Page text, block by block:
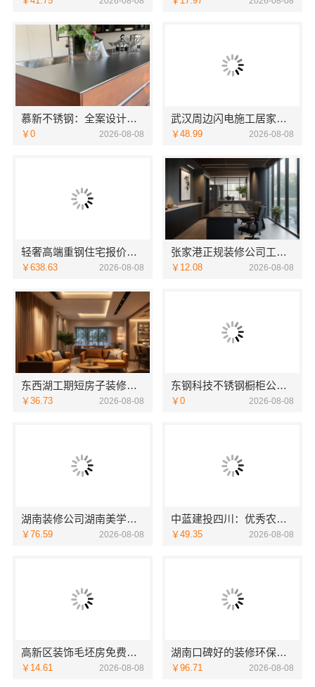
慕新不锈钢：全案设计卫生间304材质
￥0 2026-08-08
武汉周边闪电施工居家装修一楼带院，本地快装
￥48.99 2026-08-08
轻奢高端重钢住宅报价，云南晟构定制专属私宅
￥638.63 2026-08-08
张家港正规装修公司工程施工费用-苏州兔哥哥智装新材料
￥12.08 2026-08-08
东西湖工期短房子装修本地快装透明
￥36.73 2026-08-08
东钢科技不锈钢橱柜公司十大品牌江苏东钢金属科技
￥0 2026-08-08
湖南装修公司湖南美学筑家建材老房翻新，湖南美学筑家建材焕新您的家
￥76.59 2026-08-08
中蓝建投四川：优秀农村建房婚房布置设计案例
￥49.35 2026-08-08
高新区装饰毛坯房免费量房-苏州兔哥哥智装新材料
￥14.61 2026-08-08
湖南口碑好的装修环保材料-湖南创益讯建筑有限公司
￥96.71 2026-08-08